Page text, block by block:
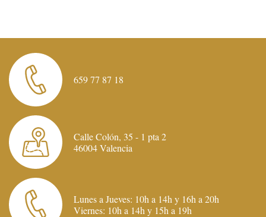
659 77 87 18
Calle Colón, 35 - 1 pta 2
46004 Valencia
Lunes a Jueves: 10h a 14h y 16h a 20h
Viernes: 10h a 14h y 15h a 19h